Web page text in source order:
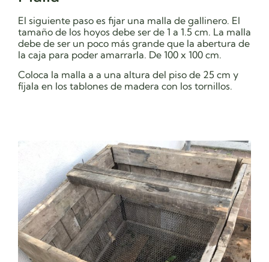
El siguiente paso es fijar una malla de gallinero. El
tamaño de los hoyos debe ser de 1 a 1.5 cm. La malla
debe de ser un poco más grande que la abertura de
la caja para poder amarrarla. De 100 x 100 cm.
Coloca la malla a a una altura del piso de 25 cm y
fíjala en los tablones de madera con los tornillos.